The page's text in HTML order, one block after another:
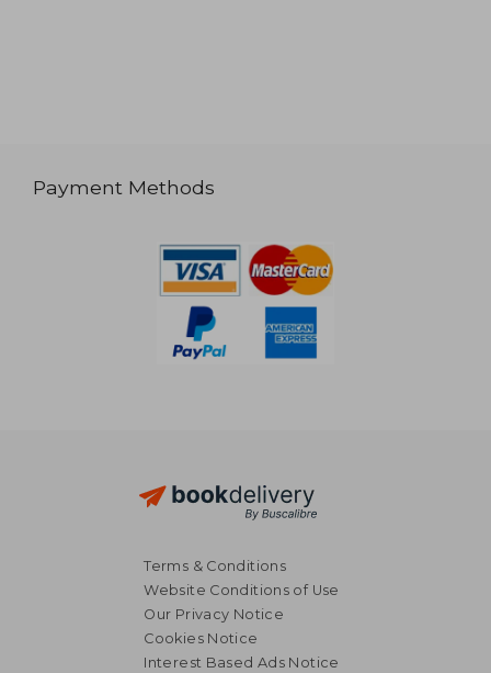
Payment Methods
Terms & Conditions
Website Conditions of Use
Our Privacy Notice
Cookies Notice
Interest Based Ads Notice